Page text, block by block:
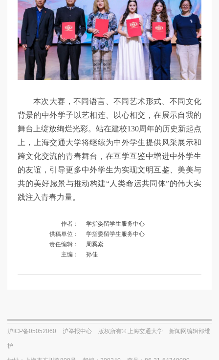
本次大赛，不同语言、不同艺术形式、不同文化
背景的中外学子以艺相连、以心相交，在展示自我的
舞台上绽放绚烂光彩。站在建校130周年的历史新起点
上，上海交通大学将继续为中外学生提供风采展示和
跨文化交流的青春舞台，在互学互鉴中增进中外学生
的友谊，引导更多中外学生为实现文明互鉴、美美与
共的美好愿景与推动构建“人类命运共同体”的伟大实
践注入青春力量。
作者：
学指委留学生服务中心
供稿单位：
学指委留学生服务中心
责任编辑：
周奚焱
主编：
孙佳
沪ICP备05052060 沪举报中心 版权所有© 上海交通大学 新闻网编辑部维
护